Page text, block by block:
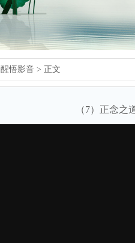
醒悟影音 > 正文
（7）正念